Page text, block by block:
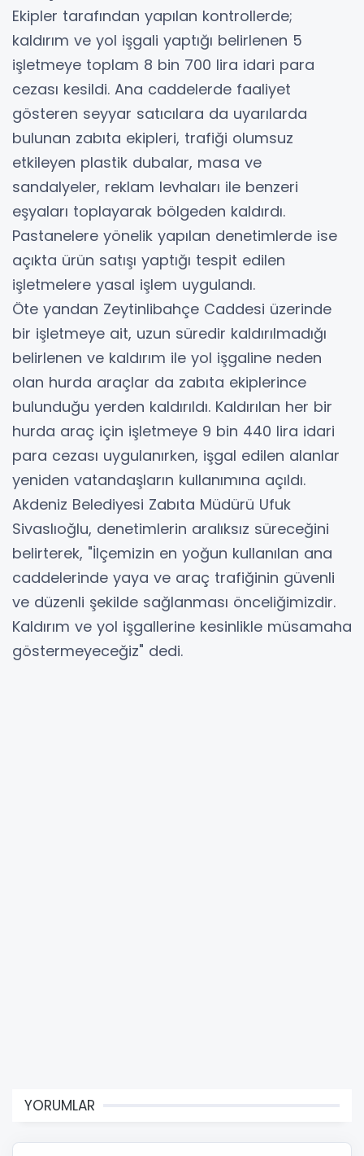
Ekipler tarafından yapılan kontrollerde;
kaldırım ve yol işgali yaptığı belirlenen 5
işletmeye toplam 8 bin 700 lira idari para
cezası kesildi. Ana caddelerde faaliyet
gösteren seyyar satıcılara da uyarılarda
bulunan zabıta ekipleri, trafiği olumsuz
etkileyen plastik dubalar, masa ve
sandalyeler, reklam levhaları ile benzeri
eşyaları toplayarak bölgeden kaldırdı.
Pastanelere yönelik yapılan denetimlerde ise
açıkta ürün satışı yaptığı tespit edilen
işletmelere yasal işlem uygulandı.
Öte yandan Zeytinlibahçe Caddesi üzerinde
bir işletmeye ait, uzun süredir kaldırılmadığı
belirlenen ve kaldırım ile yol işgaline neden
olan hurda araçlar da zabıta ekiplerince
bulunduğu yerden kaldırıldı. Kaldırılan her bir
hurda araç için işletmeye 9 bin 440 lira idari
para cezası uygulanırken, işgal edilen alanlar
yeniden vatandaşların kullanımına açıldı.
Akdeniz Belediyesi Zabıta Müdürü Ufuk
Sivaslıoğlu, denetimlerin aralıksız süreceğini
belirterek, "İlçemizin en yoğun kullanılan ana
caddelerinde yaya ve araç trafiğinin güvenli
ve düzenli şekilde sağlanması önceliğimizdir.
Kaldırım ve yol işgallerine kesinlikle müsamaha
göstermeyeceğiz" dedi.
YORUMLAR